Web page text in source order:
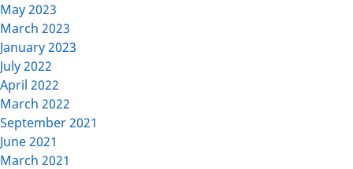
May 2023
March 2023
January 2023
July 2022
April 2022
March 2022
September 2021
June 2021
March 2021